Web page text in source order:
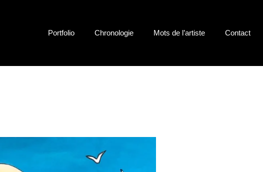
Portfolio Chronologie Mots de l’artiste Contact